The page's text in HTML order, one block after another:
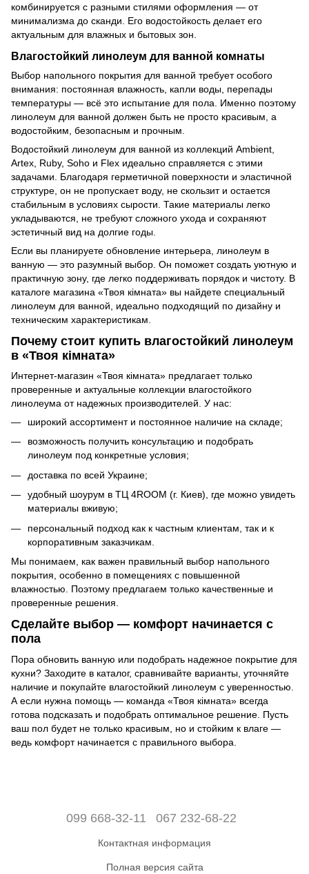
комбинируется с разными стилями оформления — от
минимализма до сканди. Его водостойкость делает его
актуальным для влажных и бытовых зон.
Влагостойкий линолеум для ванной комнаты
Выбор напольного покрытия для ванной требует особого
внимания: постоянная влажность, капли воды, перепады
температуры — всё это испытание для пола. Именно поэтому
линолеум для ванной должен быть не просто красивым, а
водостойким, безопасным и прочным.
Водостойкий линолеум для ванной из коллекций Ambient,
Artex, Ruby, Soho и Flex идеально справляется с этими
задачами. Благодаря герметичной поверхности и эластичной
структуре, он не пропускает воду, не скользит и остается
стабильным в условиях сырости. Такие материалы легко
укладываются, не требуют сложного ухода и сохраняют
эстетичный вид на долгие годы.
Если вы планируете обновление интерьера, линолеум в
ванную — это разумный выбор. Он поможет создать уютную и
практичную зону, где легко поддерживать порядок и чистоту. В
каталоге магазина «Твоя кімната» вы найдете специальный
линолеум для ванной, идеально подходящий по дизайну и
техническим характеристикам.
Почему стоит купить влагостойкий линолеум
в «Твоя кімната»
Интернет-магазин «Твоя кімната» предлагает только
проверенные и актуальные коллекции влагостойкого
линолеума от надежных производителей. У нас:
широкий ассортимент и постоянное наличие на складе;
возможность получить консультацию и подобрать
линолеум под конкретные условия;
доставка по всей Украине;
удобный шоурум в ТЦ 4ROOM (г. Киев), где можно увидеть
материалы вживую;
персональный подход как к частным клиентам, так и к
корпоративным заказчикам.
Мы понимаем, как важен правильный выбор напольного
покрытия, особенно в помещениях с повышенной
влажностью. Поэтому предлагаем только качественные и
проверенные решения.
Сделайте выбор — комфорт начинается с
пола
Пора обновить ванную или подобрать надежное покрытие для
кухни? Заходите в каталог, сравнивайте варианты, уточняйте
наличие и покупайте влагостойкий линолеум с уверенностью.
А если нужна помощь — команда «Твоя кімната» всегда
готова подсказать и подобрать оптимальное решение. Пусть
ваш пол будет не только красивым, но и стойким к влаге —
ведь комфорт начинается с правильного выбора.
099 668-32-11 067 232-68-22
Контактная информация
Полная версия сайта